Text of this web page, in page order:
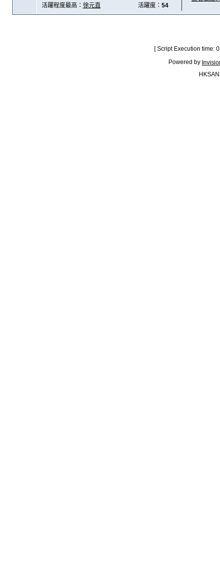
活躍程度最高： 徐元直 活躍度： 54
[ Script Execution time:
Powered by